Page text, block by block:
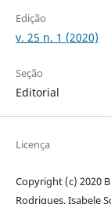
Edição
v. 25 n. 1 (2020)
Seção
Editorial
Licença
Copyright (c) 2020
Rodrigues, Isabele